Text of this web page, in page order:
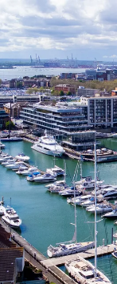
ermöglichen Sie
passende
technisch
Sie auf check24.de
Sie